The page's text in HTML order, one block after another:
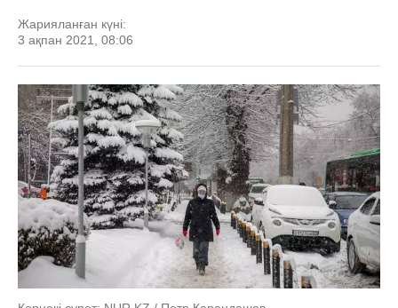
Жарияланған күні:
3 ақпан 2021, 08:06